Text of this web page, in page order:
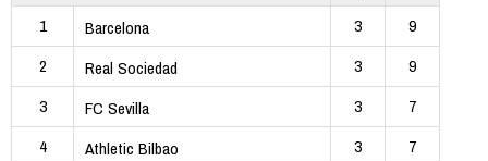
1
Barcelona 3
9
2
Real Sociedad 3
9
3
FC Sevilla 3
7
4
Athletic Bilbao 3
7